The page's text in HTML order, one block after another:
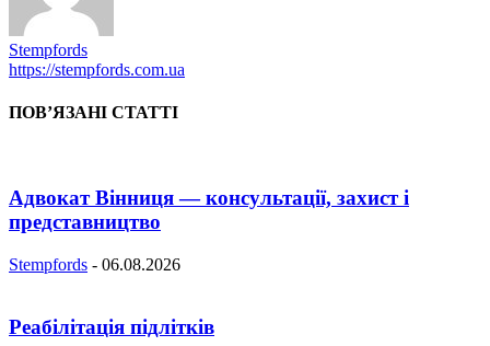
Stempfords
https://stempfords.com.ua
ПОВ’ЯЗАНІ СТАТТІ
Адвокат Вінниця — консультації, захист і
представництво
Stempfords - 06.08.2026
Реабілітація підлітків